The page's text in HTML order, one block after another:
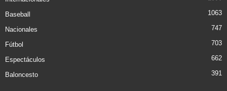
Baseball 1063
Nacionales 747
Fútbol 703
Espectáculos 662
Baloncesto 391